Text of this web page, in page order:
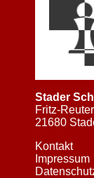
Stader
Fritz-
21680
Kontakt
Impressum